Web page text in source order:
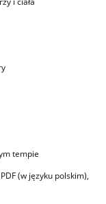
tempie
(w języku polskim),